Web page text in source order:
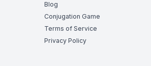
Blog
Conjugation Game
Terms of Service
Privacy Policy